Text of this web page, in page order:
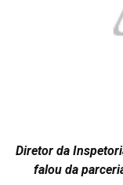
Diretor da
falou da